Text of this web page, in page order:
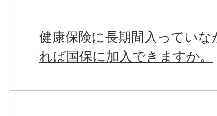
健康保険に長期間入ってい
れば国保に加入できますか。